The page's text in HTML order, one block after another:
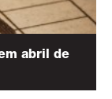
abril de